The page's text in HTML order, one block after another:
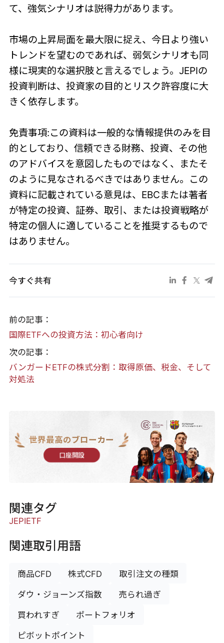
て、強気シナリオは説得力があります。
市場の上昇局面を最大限に捉え、今日より強い
トレンドを望むのであれば、弱気シナリオも同
様に現実的な選択肢と言えるでしょう。JEPIの
投資判断は、投資家の目的とリスク許容度に大
きく依存します。
免責事項:この資料は一般的な情報提供のみを目
的としており、信頼できる財務、投資、その他
のアドバイスを意図したものではなく、またそ
のように見なされるべきではありません。この
資料に記載されている意見は、EBCまたは著者
が特定の投資、証券、取引、または投資戦略が
特定の個人に適していることを推奨するもので
はありません。
今すぐ共有
前の記事：
国際ETFへの投資方法：初心者向け
次の記事：
バンガードETFの株式分割：取得原価、税金、そして
対処法
世界最高のブローカー
口座開設
関連タグ
JEPIETF
関連取引用語
商品CFD 株式CFD 取引注文の種類
ダウ・ジョーンズ指数 売られ過ぎ
買われすぎ ポートフォリオ
ピボットポイント